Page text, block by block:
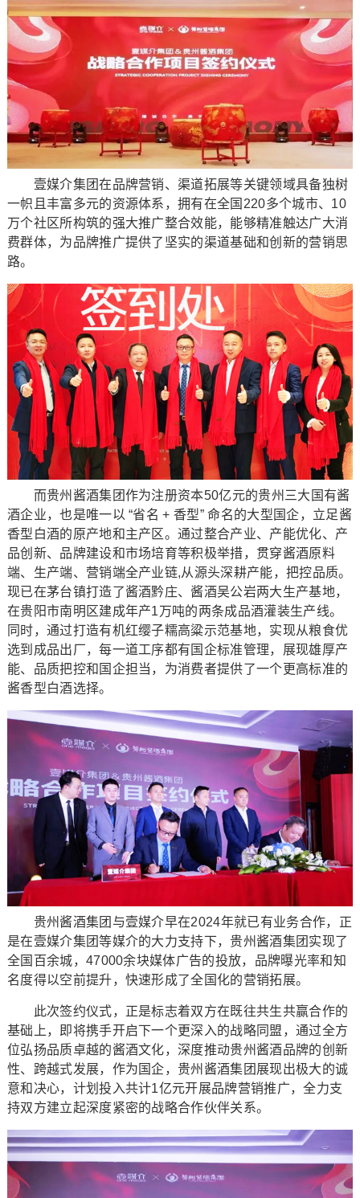
壹媒介集团在品牌营销、渠道拓展等关键领域具备独树
一帜且丰富多元的资源体系，拥有在全国220多个城市、10
万个社区所构筑的强大推广整合效能，能够精准触达广大消
费群体，为品牌推广提供了坚实的渠道基础和创新的营销思
路。
而贵州酱酒集团作为注册资本50亿元的贵州三大国有酱
酒企业，也是唯一以 “省名 + 香型” 命名的大型国企，立足酱
香型白酒的原产地和主产区。通过整合产业、产能优化、产
品创新、品牌建设和市场培育等积极举措，贯穿酱酒原料
端、生产端、营销端全产业链,从源头深耕产能，把控品质。
现已在茅台镇打造了酱酒黔庄、酱酒吴公岩两大生产基地，
在贵阳市南明区建成年产1万吨的两条成品酒灌装生产线。
同时，通过打造有机红缨子糯高粱示范基地，实现从粮食优
选到成品出厂，每一道工序都有国企标准管理，展现雄厚产
能、品质把控和国企担当，为消费者提供了一个更高标准的
酱香型白酒选择。
贵州酱酒集团与壹媒介早在2024年就已有业务合作，正
是在壹媒介集团等媒介的大力支持下，贵州酱酒集团实现了
全国百余城，47000余块媒体广告的投放，品牌曝光率和知
名度得以空前提升，快速形成了全国化的营销拓展。
此次签约仪式，正是标志着双方在既往共生共赢合作的
基础上，即将携手开启下一个更深入的战略同盟，通过全方
位弘扬品质卓越的酱酒文化，深度推动贵州酱酒品牌的创新
性、跨越式发展，作为国企，贵州酱酒集团展现出极大的诚
意和决心，计划投入共计1亿元开展品牌营销推广，全力支
持双方建立起深度紧密的战略合作伙伴关系。